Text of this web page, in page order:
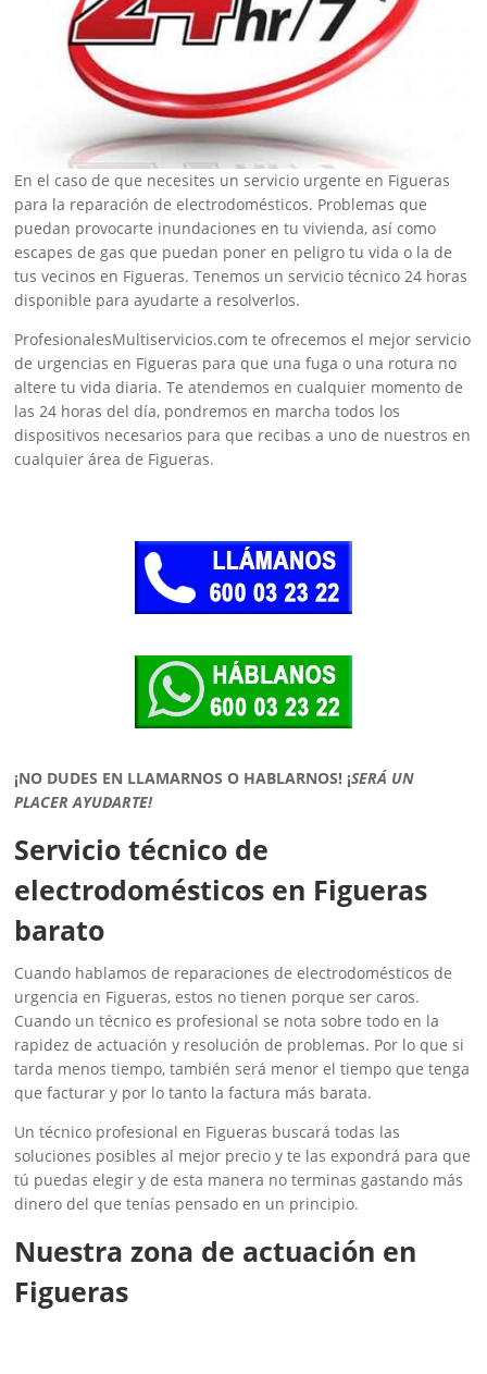
En el caso de que necesites un servicio urgente en Figueras
para la reparación de electrodomésticos. Problemas que
puedan provocarte inundaciones en tu vivienda, así como
escapes de gas que puedan poner en peligro tu vida o la de
tus vecinos en Figueras. Tenemos un servicio técnico 24 horas
disponible para ayudarte a resolverlos.
ProfesionalesMultiservicios.com te ofrecemos el mejor servicio
de urgencias en Figueras para que una fuga o una rotura no
altere tu vida diaria. Te atendemos en cualquier momento de
las 24 horas del día, pondremos en marcha todos los
dispositivos necesarios para que recibas a uno de nuestros en
cualquier área de Figueras.
¡NO DUDES EN LLAMARNOS O HABLARNOS! ¡SERÁ UN
PLACER AYUDARTE!
Servicio técnico de
electrodomésticos en Figueras
barato
Cuando hablamos de reparaciones de electrodomésticos de
urgencia en Figueras, estos no tienen porque ser caros.
Cuando un técnico es profesional se nota sobre todo en la
rapidez de actuación y resolución de problemas. Por lo que si
tarda menos tiempo, también será menor el tiempo que tenga
que facturar y por lo tanto la factura más barata.
Un técnico profesional en Figueras buscará todas las
soluciones posibles al mejor precio y te las expondrá para que
tú puedas elegir y de esta manera no terminas gastando más
dinero del que tenías pensado en un principio.
Nuestra zona de actuación en
Figueras